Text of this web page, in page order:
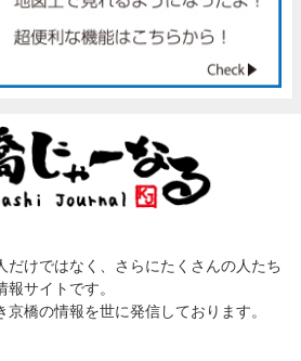
だけではなく、さらにたくさんの人たち
サイトです。
橋の情報を世に発信しております。